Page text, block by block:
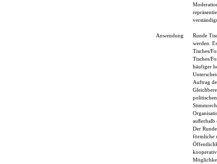
Anwendung
Runde
werden.
Tisches/
Tisches/
häufiger
Auftrag
außerhalb
Der
förmliche